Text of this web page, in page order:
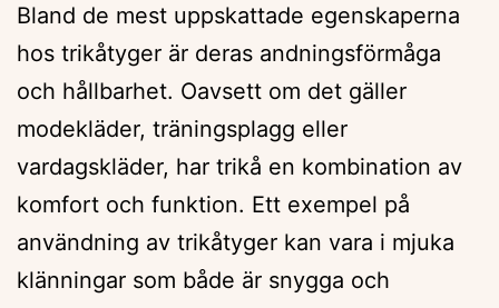
Bland de mest uppskattade egenskaperna
hos trikåtyger är deras andningsförmåga
och hållbarhet. Oavsett om det gäller
modekläder, träningsplagg eller
vardagskläder, har trikå en kombination av
komfort och funktion. Ett exempel på
användning av trikåtyger kan vara i mjuka
klänningar som både är snygga och